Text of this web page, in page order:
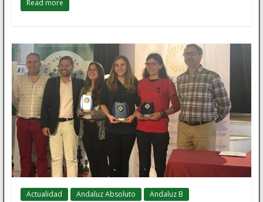
Read more
Actualidad Andaluz Absoluto Andaluz B